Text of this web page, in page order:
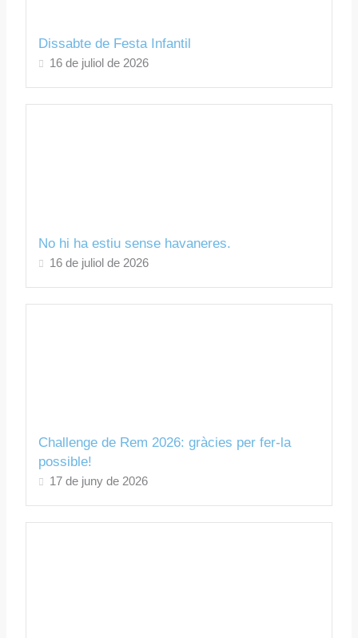
Dissabte de Festa Infantil
16 de juliol de 2026
No hi ha estiu sense havaneres.
16 de juliol de 2026
Challenge de Rem 2026: gràcies per fer-la
possible!
17 de juny de 2026